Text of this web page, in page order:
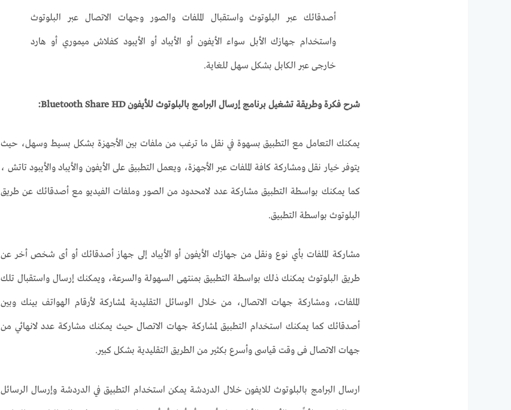
أصدقائك عبر البلوتوث واستقبال الملفات والصور وجهات الاتصال عبر البلوتوث
واستخدام جهازك الأبل سواء الأيفون أو الأيباد أو الأيبود كفلاش ميموري أو هارد
خارجى عبر الكابل بشكل سهل للغاية.
شرح فكرة وطريقة تشغيل برنامج إرسال البرامج بالبلوتوث للأيفونBluetooth Share HD
:
يمكنك التعامل مع التطبيق بسهوة في نقل ما ترغب من ملفات بين الأجهزة بشكل بسيط وسهل، حيث
يتوفر خيار نقل ومشاركة كافة الملفات عبر الأجهزة، ويعمل التطبيق على الأيفون والأيباد والأيبود تاتش ،
كما يمكنك بواسطة التطبيق مشاركة عدد لامحدود من الصور وملفات الفيديو مع أصدقائك عن طريق
البلوتوث بواسطة التطبيق.
مشاركة الملفات بأي نوع ونقل من جهازك الأيفون أو الأيباد إلى جهاز أصدقائك أو أى شخص أخر عن
طريق البلوتوث يمكنك ذلك بواسطة التطبيق بمنتهى السهولة والسرعة، ويمكنك إرسال واستقبال تلك
الملفات، ومشاركة جهات الاتصال، من خلال الوسائل التقليدية لمشاركة لأرقام الهواتف بينك وبين
أصدقائك كما يمكنك استخدام التطبيق لمشاركة جهات الاتصال حيث يمكنك مشاركة عدد لانهائي من
جهات الاتصال فى وقت قياسى وأسرع بكثير من الطريق التقليدية بشكل كبير.
ارسال البرامج بالبلوتوث للايفون خلال الدردشة يمكن استخدام التطبيق في الدردشة وإرسال الرسائل